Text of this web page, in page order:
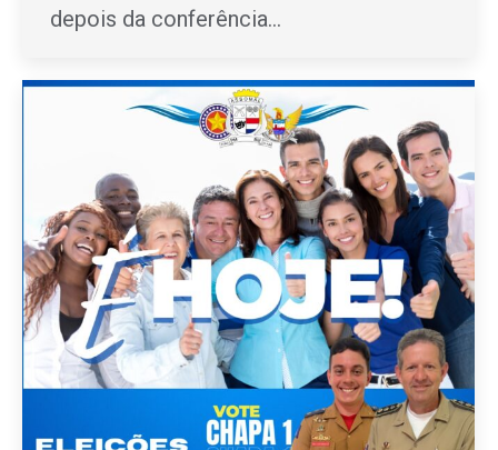
depois da conferência…